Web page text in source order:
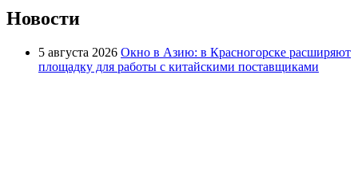
Новости
5 августа 2026 Окно в Азию: в Красногорске расширяют
площадку для работы с китайскими поставщиками